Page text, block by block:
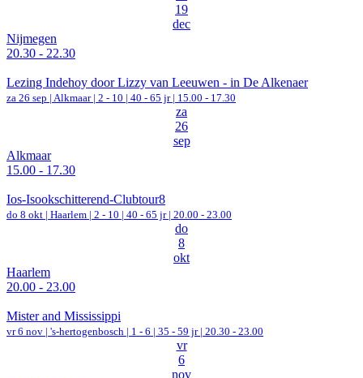
19
dec
Nijmegen
20.30 - 22.30
Lezing Indehoy door Lizzy van Leeuwen - in De Alkenaer
za 26 sep | Alkmaar | 2 - 10 | 40 - 65 jr | 15.00 - 17.30
za
26
sep
Alkmaar
15.00 - 17.30
Ios-Isookschitterend-Clubtour8
do 8 okt | Haarlem | 2 - 10 | 40 - 65 jr | 20.00 - 23.00
do
8
okt
Haarlem
20.00 - 23.00
Mister and Mississippi
vr 6 nov | 's-hertogenbosch | 1 - 6 | 35 - 59 jr | 20.30 - 23.00
vr
6
nov